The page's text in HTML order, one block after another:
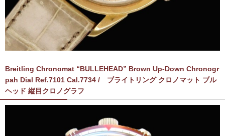
Breitling Chronomat “BULLEHEAD” Brown Up-Down Chronogr
pah Dial Ref.7101 Cal.7734 / ブライトリング クロノマット ブル
ヘッド 縦目クロノグラフ